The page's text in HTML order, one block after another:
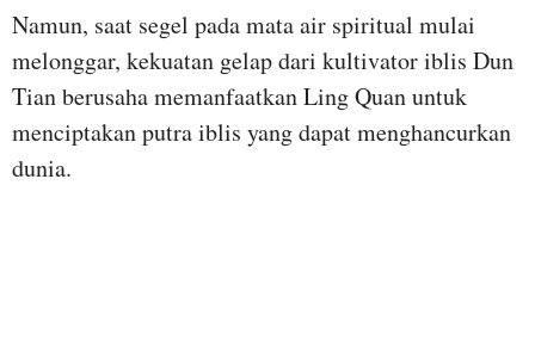
Namun, saat segel pada mata air spiritual mulai
melonggar, kekuatan gelap dari kultivator iblis Dun
Tian berusaha memanfaatkan Ling Quan untuk
menciptakan putra iblis yang dapat menghancurkan
dunia.